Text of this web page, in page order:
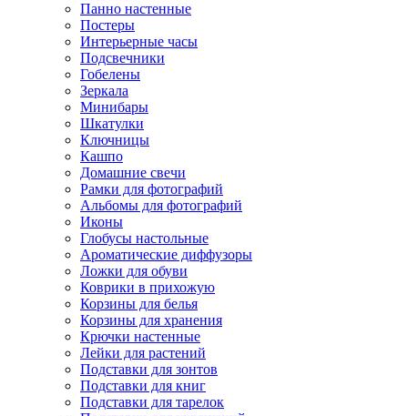
Панно настенные
Постеры
Интерьерные часы
Подсвечники
Гобелены
Зеркала
Минибары
Шкатулки
Ключницы
Кашпо
Домашние свечи
Рамки для фотографий
Альбомы для фотографий
Иконы
Глобусы настольные
Ароматические диффузоры
Ложки для обуви
Коврики в прихожую
Корзины для белья
Корзины для хранения
Крючки настенные
Лейки для растений
Подставки для зонтов
Подставки для книг
Подставки для тарелок